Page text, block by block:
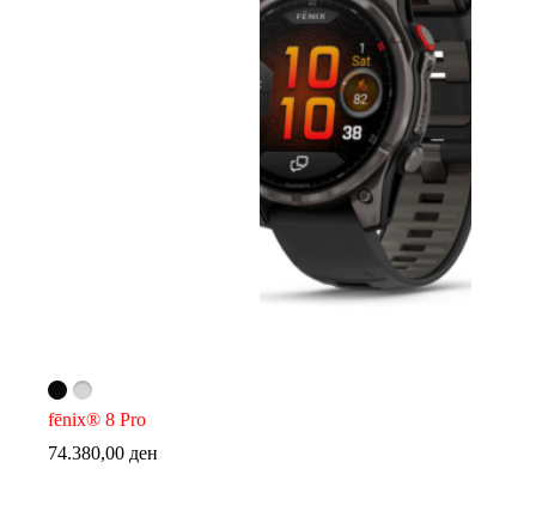
fēnix® 8 Pro
74.380,00 ден